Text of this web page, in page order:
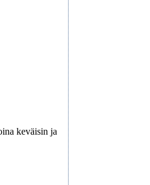
keväisin ja